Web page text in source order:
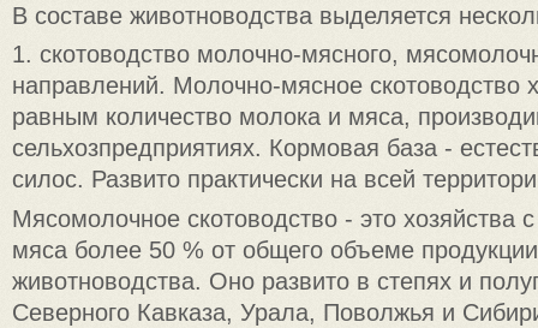
В составе животноводства выделяется
1. скотоводство молочно-мясного,
направлений. Молочно-мясное скотоводство
равным количество молока и мяса,
сельхозпредприятиях. Кормовая база -
силос. Развито практически на всей
Мясомолочное скотоводство - это хозяйства
мяса более 50 % от общего объеме
животноводства. Оно развито в степях и
Северного Кавказа, Урала, Поволжья и